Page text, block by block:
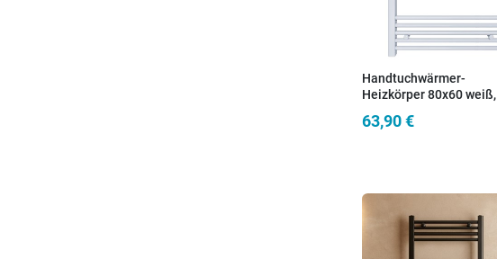
Handtuchwärmer-
Heizkörper 80x60 weiß,
63,90 €